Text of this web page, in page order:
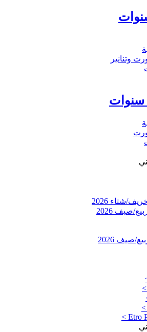
وتنانير
شتاء 2026
صيف 2026
صيف 2026
>
Etro